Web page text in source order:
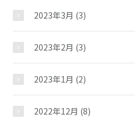
2023年3月 (3)
2023年2月 (3)
2023年1月 (2)
2022年12月 (8)